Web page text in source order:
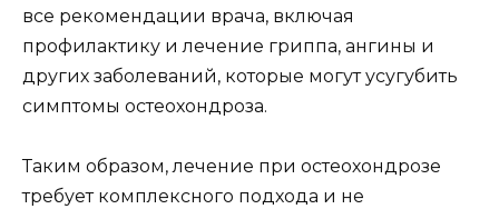
все рекомендации врача, включая
профилактику и лечение гриппа, ангины и
других заболеваний, которые могут усугубить
симптомы остеохондроза.
Таким образом, лечение при остеохондрозе
требует комплексного подхода и не